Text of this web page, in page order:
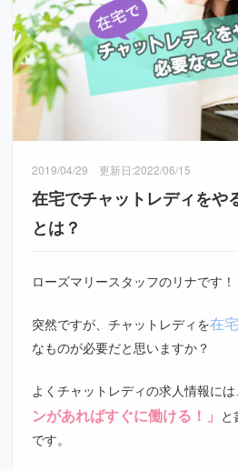
2019/04/29 更新日:2022/06/15
在宅でチャットレディをや
とは？
ローズマリースタッフのリナです！
突然ですが、チャットレディを在宅
なものが必要だと思いますか？
よくチャットレディの求人情報には
ンがあればすぐに働ける！」
です。